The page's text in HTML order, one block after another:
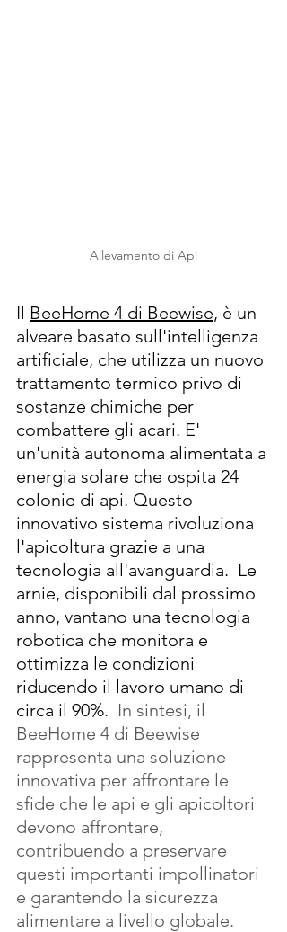
Allevamento di Api
Il BeeHome 4 di Beewise, è un
alveare basato sull'intelligenza
artificiale, che utilizza un nuovo
trattamento termico privo di
sostanze chimiche per
combattere gli acari. E'
un'unità autonoma alimentata a
energia solare che ospita 24
colonie di api. Questo
innovativo sistema rivoluziona
l'apicoltura grazie a una
tecnologia all'avanguardia. Le
arnie, disponibili dal prossimo
anno, vantano una tecnologia
robotica che monitora e
ottimizza le condizioni
riducendo il lavoro umano di
circa il 90%. In sintesi, il
BeeHome 4 di Beewise
rappresenta una soluzione
innovativa per affrontare le
sfide che le api e gli apicoltori
devono affrontare,
contribuendo a preservare
questi importanti impollinatori
e garantendo la sicurezza
alimentare a livello globale.